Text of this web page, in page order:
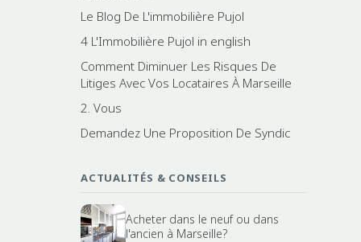
Le Blog De L'immobilière Pujol
4 L'Immobilière Pujol in english
Comment Diminuer Les Risques De
Litiges Avec Vos Locataires À Marseille
2. Vous
Demandez Une Proposition De Syndic
ACTUALITÉS & CONSEILS
Acheter dans le neuf ou dans
l'ancien à Marseille?